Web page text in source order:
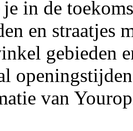
in de
en straatjes
gebieden
van